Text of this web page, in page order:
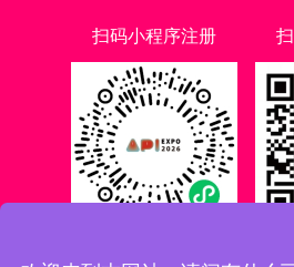
扫码小程序注册